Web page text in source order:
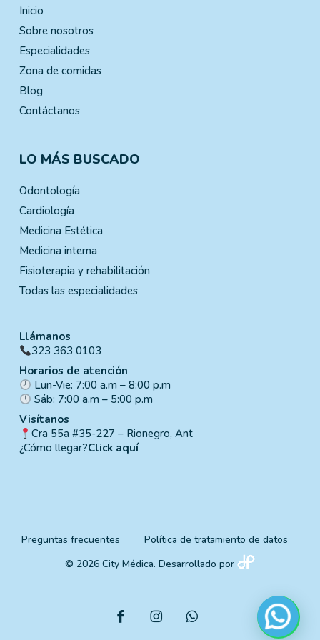
Inicio
Sobre nosotros
Especialidades
Zona de comidas
Blog
Contáctanos
LO MÁS BUSCADO
Odontología
Cardiología
Medicina Estética
Medicina interna
Fisioterapia y rehabilitación
Todas las especialidades
Llámanos
323 363 0103
Horarios de atención
Lun-Vie: 7:00 a.m – 8:00 p.m
Sáb: 7:00 a.m – 5:00 p.m
Visítanos
Cra 55a #35-227 – Rionegro, Ant
¿Cómo llegar?Click aquí
Preguntas frecuentes
Política de tratamiento de datos
© 2026 City Médica. Desarrollado por
facebookinstagramwhatsapp